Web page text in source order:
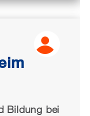
Bildung bei